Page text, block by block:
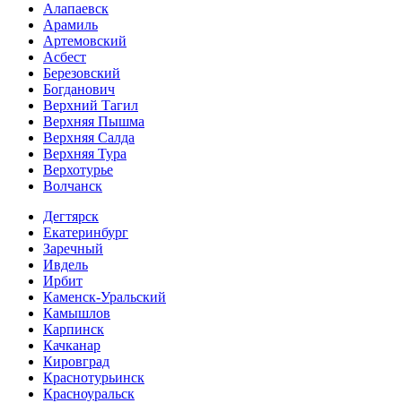
Алапаевск
Арамиль
Артемовский
Асбест
Березовский
Богданович
Верхний Тагил
Верхняя Пышма
Верхняя Салда
Верхняя Тура
Верхотурье
Волчанск
Дегтярск
Екатеринбург
Заречный
Ивдель
Ирбит
Каменск-Уральский
Камышлов
Карпинск
Качканар
Кировград
Краснотурьинск
Красноуральск